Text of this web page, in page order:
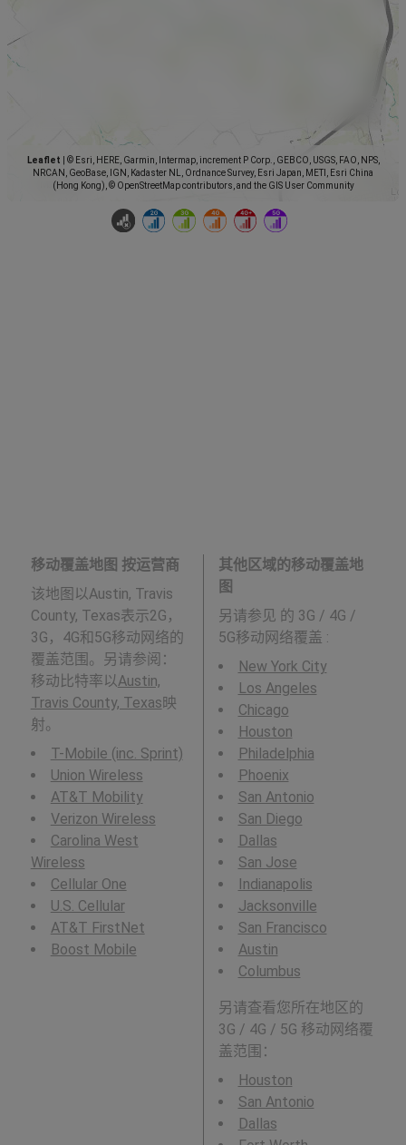
Leaflet
© Esri, HERE, Garmin, Intermap, increment P Corp., GEBCO, USGS, FAO, NPS,
NRCAN, GeoBase, IGN, Kadaster NL, Ordnance Survey, Esri Japan, METI, Esri China
(Hong Kong), © OpenStreetMap contributors, and the GIS User Community
移动覆盖地图 按运营商
该地图以Austin, Travis
County, Texas表示2G，
3G，4G和5G移动网络的
覆盖范围。另请参阅：
移动比特率以Austin,
Travis County, Texas映
射。
T-Mobile (inc. Sprint)
Union Wireless
AT&T Mobility
Verizon Wireless
Carolina West
Wireless
Cellular One
U.S. Cellular
AT&T FirstNet
Boost Mobile
其他区域的移动覆盖地
图
另请参见 的 3G / 4G /
5G移动网络覆盖 :
New York City
Los Angeles
Chicago
Houston
Philadelphia
Phoenix
San Antonio
San Diego
Dallas
San Jose
Indianapolis
Jacksonville
San Francisco
Austin
Columbus
另请查看您所在地区的
3G / 4G / 5G 移动网络覆
盖范围：
Houston
San Antonio
Dallas